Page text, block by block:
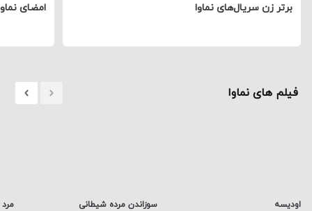
برتر زن سریال‌های نماوا
امضای
فیلم های نماوا
اودیسه سوزاندن مرده شیطانی